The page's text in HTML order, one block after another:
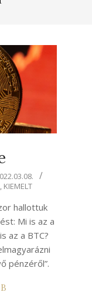
, KIEMELT
hallottuk
Mi is az a
az a BTC?
pénzéről”.